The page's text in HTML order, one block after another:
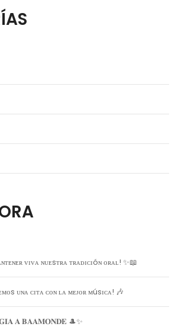
ᴠɪᴠᴀ ɴᴜᴇsᴛʀᴀ ᴛʀᴀᴅɪᴄɪóɴ ᴏʀᴀʟ! ✨📖
ᴜɴᴀ ᴄɪᴛᴀ ᴄᴏɴ ʟᴀ ᴍᴇᴊᴏʀ ᴍúsɪᴄᴀ! 🎶
𝐀 𝐁𝐀𝐀𝐌𝐎𝐍𝐃𝐄 🎩✨